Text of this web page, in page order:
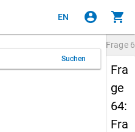
EN account_circle shopping_cart
Suchen
Frage
Fra
ge
64:
Fra